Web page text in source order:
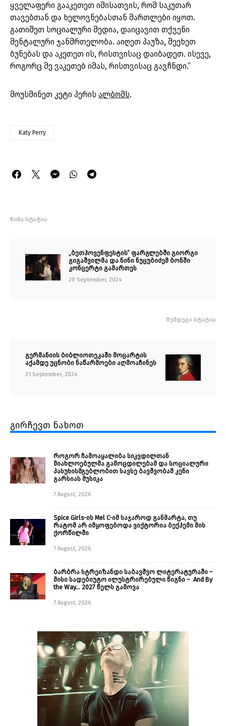
ყველაფერი გააკეთეთ იმისათვის, რომ საკუთარ
თავებთან და ხელოვნებასთან მართლები იყოთ.
გათიშეთ სოციალური მედია, დაიცავით თქვენი
მენტალური ჯანმრთელობა. აიღეთ პაუზა, შეეხეთ
ბუნებას და აკეთეთ ის, რისთვისაც დაიბადეთ. ისევე,
როგორც მე ვაკეთებ იმას, რისთვისაც გავჩნდი.”
მოუსმინეთ კეტი პერის ალბომს.
Katy Perry
წინა სტატია
„ბეთჰოვენფესტის” ფარგლებში გიორგი
გიგაშვილმა და ნინი ნუცუბიძემ ბონში
კონცერტი გამართეს
20 September, 2024
შემდეგი სტატია
გერმანიის ბიბლიოთეკაში მოცარტის
აქამდე უცნობი ნაწარმოები აღმოაჩინეს
21 September, 2024
გირჩევთ ნახოთ
როგორ ჩამოაყალიბა სიკვდილთან
მიახლოებულმა გამოცდილებამ და სოციალური
პასუხისმგებლობით სავსე ბავშვობამ კენი
გარსიას მუსიკა
7 August, 2026
Spice Girls-ის Mel C-იმ საჯაროდ განმარტა, თუ
რატომ არ იმყოფებოდა ვიქტორია ბექჰემი მის
ქორწილში
7 August, 2026
ბარბრა სტრეიზანდი საბავშვო ლიტერატურაში –
მისი სადებიუტო ილუსტრირებული წიგნი – And By
the Way… 2027 წელს გამოვა
7 August, 2026